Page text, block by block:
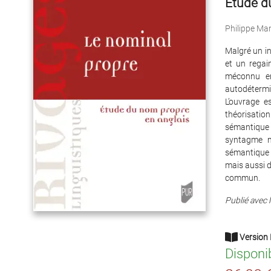
Étude
Philippe
Malgré un
et un
méconnu
L’ouvrage
théorisation
syntagme
mais aussi
commun.
Publié avec
Version